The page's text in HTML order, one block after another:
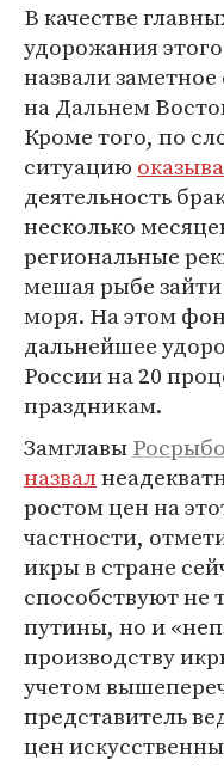
В качестве
удорожания
назвали
на Дальнем
Кроме того, по
ситуацию
деятельность
несколько
региональные
мешая рыбе
моря. На этом
дальнейшее
России на 20
праздникам.
Замглавы
назвал
ростом цен на
частности,
икры в стране
способствуют не
путины, но и
производству
учетом
представитель
цен